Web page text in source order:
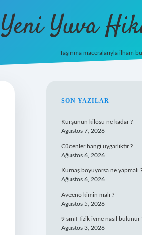
Yeni Yuva
Taşınma maceralarıyla ilham
SIDEBAR
SON YAZILAR
Kurşunun kilosu ne kadar ?
Ağustos 7, 2026
Cücenler hangi uygarlıktır ?
Ağustos 6, 2026
Kumaş boyuyorsa ne yapmalı
Ağustos 6, 2026
Aveeno kimin malı ?
Ağustos 5, 2026
9 sınıf fizik ivme nasıl bulunur
Ağustos 3, 2026